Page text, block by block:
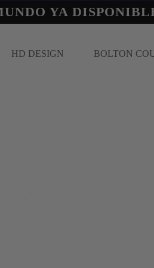
YA
HD DESIGN BOLTON